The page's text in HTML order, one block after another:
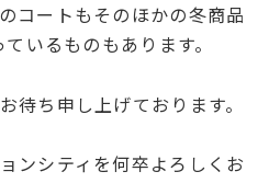
コートもそのほかの冬商品
いるものもあります。
待ち申し上げております。
ンシティを何卒よろしくお